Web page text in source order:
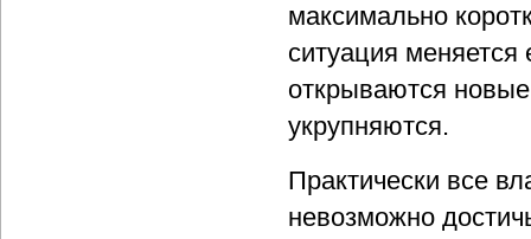
максимально
ситуация
открываются
укрупняются.
Практически все
невозможно